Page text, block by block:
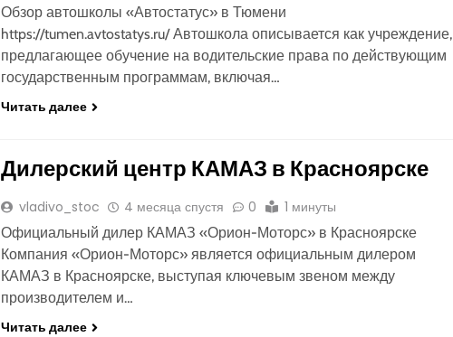
Обзор автошколы «Автостатус» в Тюмени
https://tumen.avtostatys.ru/ Автошкола описывается как учреждение,
предлагающее обучение на водительские права по действующим
государственным программам, включая…
Читать далее
Дилерский центр КАМАЗ в Красноярске
vladivo_stoc 4 месяца спустя 0 1 минуты
Официальный дилер КАМАЗ «Орион-Моторс» в Красноярске
Компания «Орион-Моторс» является официальным дилером
КАМАЗ в Красноярске, выступая ключевым звеном между
производителем и…
Читать далее